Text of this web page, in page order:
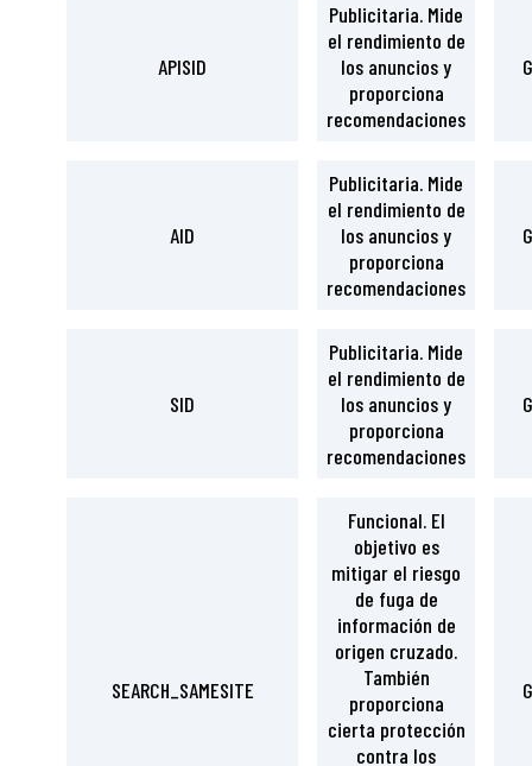
APISID
Publicitaria. Mide
el rendimiento de
los anuncios y
proporciona
recomendaciones
AID
Publicitaria. Mide
el rendimiento de
los anuncios y
proporciona
recomendaciones
SID
Publicitaria. Mide
el rendimiento de
los anuncios y
proporciona
recomendaciones
SEARCH_SAMESITE
Funcional. El
objetivo es
mitigar el riesgo
de fuga de
información de
origen cruzado.
También
proporciona
cierta protección
contra los